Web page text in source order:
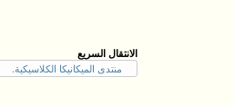
الانتقال السريع